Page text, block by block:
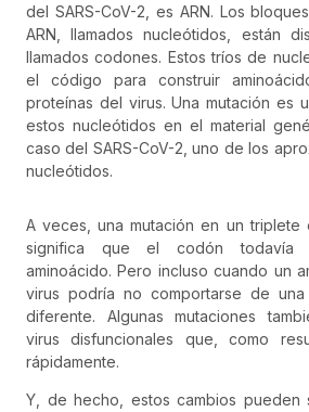
del SARS-CoV-2, es ARN. Los
ARN, llamados nucleótidos, están
llamados codones. Estos tríos de
el código para construir
proteínas del virus. Una mutación es
estos nucleótidos en el material
caso del SARS-CoV-2, uno de los
nucleótidos.
A veces, una mutación en un triplete
significa que el codón todavía
aminoácido. Pero incluso cuando un
virus podría no comportarse de una
diferente. Algunas mutaciones
virus disfuncionales que, como
rápidamente.
Y, de hecho, estos cambios pueden